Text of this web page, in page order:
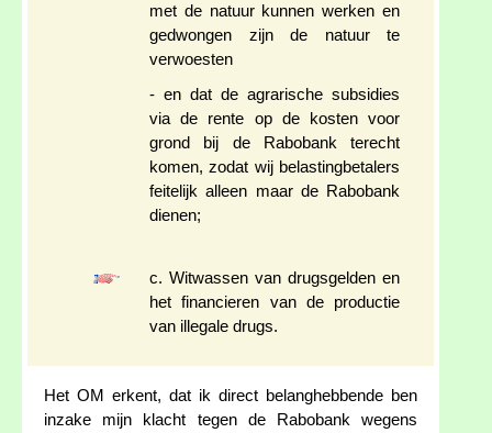
met de natuur kunnen werken en
gedwongen zijn de natuur te
verwoesten
- en dat de agrarische subsidies
via de rente op de kosten voor
grond bij de Rabobank terecht
komen, zodat wij belastingbetalers
feitelijk alleen maar de Rabobank
dienen;
c. Witwassen van drugsgelden en
het financieren van de productie
van illegale drugs.
Het OM erkent, dat ik direct belanghebbende ben
inzake mijn klacht tegen de Rabobank wegens